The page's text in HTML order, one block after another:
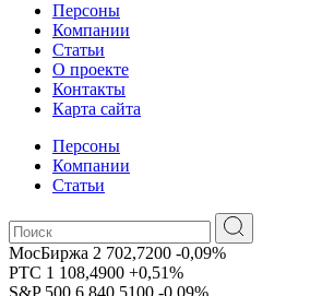
Персоны
Компании
Статьи
О проекте
Контакты
Карта сайта
Персоны
Компании
Статьи
МосБиржа 2 702,7200 -0,09%
РТС 1 108,4900 +0,51%
S&P 500 6 840,5100 -0,09%